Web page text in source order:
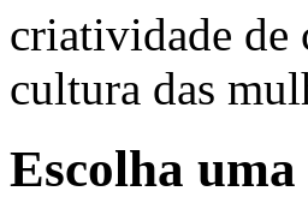
criatividade de
cultura das
Escolha